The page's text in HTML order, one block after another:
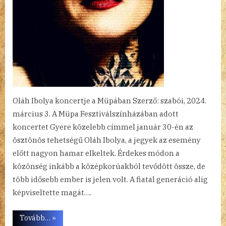
Oláh Ibolya koncertje a Müpában Szerző: szabói, 2024.
március 3. A Müpa Fesztiválszínházában adott
koncertet Gyere közelebb címmel január 30-én az
ösztönös tehetségű Oláh Ibolya, a jegyek az esemény
előtt nagyon hamar elkeltek. Érdekes módon a
közönség inkább a középkorúakból tevődött össze, de
több idősebb ember is jelen volt. A fiatal generáció alig
képviseltette magát….
Tovább… “Siker”
»